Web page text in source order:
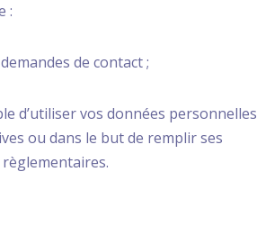
:
de contact ;
d’utiliser vos données personnelles
ou dans le but de remplir ses